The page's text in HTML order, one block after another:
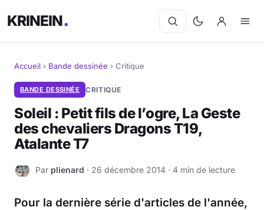
KRINEIN
Cinéma
Séries
Manga
BD
Livres
Accueil › Bande dessinée › Critique
BANDE DESSINÉE CRITIQUE
Soleil : Petit fils de l’ogre, La Geste
des chevaliers Dragons T19,
Atalante T7
P Par plienard · 26 décembre 2014 · 4 min de lecture
Pour la dernière série d'articles de l'année,